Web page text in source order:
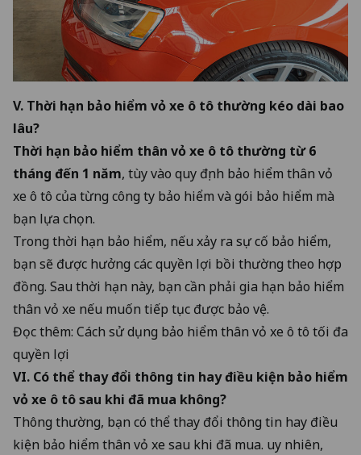
V. Thời hạn bảo hiểm vỏ xe ô tô thường kéo dài bao
lâu?
Thời hạn bảo hiểm thân vỏ xe ô tô thường từ 6
tháng đến 1 năm, tùy vào quy định bảo hiểm thân vỏ
xe ô tô của từng công ty bảo hiểm và gói bảo hiểm mà
bạn lựa chọn.
Trong thời hạn bảo hiểm, nếu xảy ra sự cố bảo hiểm,
bạn sẽ được hưởng các quyền lợi bồi thường theo hợp
đồng. Sau thời hạn này, bạn cần phải gia hạn bảo hiểm
thân vỏ xe nếu muốn tiếp tục được bảo vệ.
Đọc thêm: Cách sử dụng bảo hiểm thân vỏ xe ô tô tối đa
quyền lợi
VI. Có thể thay đổi thông tin hay điều kiện bảo hiểm
vỏ xe ô tô sau khi đã mua không?
Thông thường, bạn có thể thay đổi thông tin hay điều
kiện bảo hiểm thân vỏ xe sau khi đã mua. uy nhiên,